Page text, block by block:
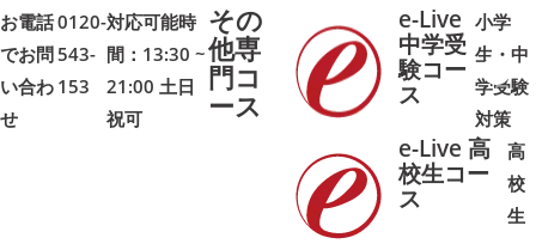
お電話
でお問
い合わ
せ
0120-
543-
153
対応可能時
間：13:30 ~
21:00 土日
祝可
その
他専
門コ
ース
e-Live
中学受
験コー
ス
小学
生・中
学受験
対策
➜➜
e-Live 高
校生コー
ス
高
校
生
➜➜